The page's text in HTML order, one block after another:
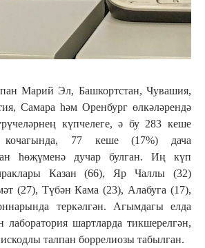
Марий Эл, Башкортстан, Чувашия,
Самара һәм Оренбург өлкәләрендә
күпчелеге, ә бу 283 кеше
кочагында, 77 кеше (17%) дача
һөҗүменә дучар булган. Иң күп
Казан (66), Яр Чаллы (32)
(27), Түбән Кама (23), Алабуга (17),
теркәлгән. Агымдагы елда
лаборатория шартларда тикшерелгән,
талпан боррелиозы табылган.